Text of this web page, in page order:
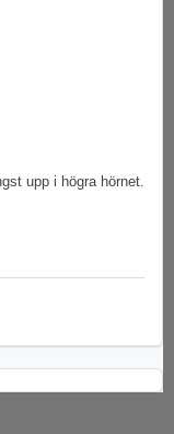
upp i högra hörnet.